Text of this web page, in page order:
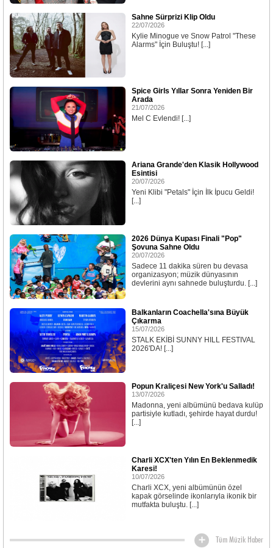
Sahne Sürprizi Klip Oldu
22/07/2026
Kylie Minogue ve Snow Patrol "These
Alarms" İçin Buluştu! [...]
Spice Girls Yıllar Sonra Yeniden Bir
Arada
21/07/2026
Mel C Evlendi! [...]
Ariana Grande'den Klasik Hollywood
Esintisi
20/07/2026
Yeni Klibi "Petals" İçin İlk İpucu Geldi!
[...]
2026 Dünya Kupası Finali "Pop"
Şovuna Sahne Oldu
20/07/2026
Sadece 11 dakika süren bu devasa
organizasyon; müzik dünyasının
devlerini aynı sahnede buluşturdu. [...]
Balkanların Coachella'sına Büyük
Çıkarma
15/07/2026
STALK EKİBİ SUNNY HILL FESTIVAL
2026'DA! [...]
Popun Kraliçesi New York'u Salladı!
13/07/2026
Madonna, yeni albümünü bedava kulüp
partisiyle kutladı, şehirde hayat durdu!
[...]
Charli XCX'ten Yılın En Beklenmedik
Karesi!
10/07/2026
Charli XCX, yeni albümünün özel
kapak görselinde ikonlarıyla ikonik bir
mutfakta buluştu. [...]
Tüm Müzik Haber